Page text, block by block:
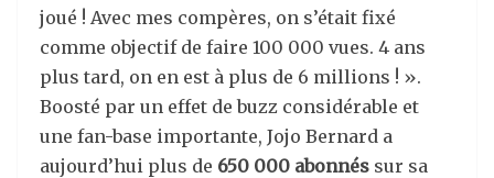
joué ! Avec mes compères, on s’était fixé
comme objectif de faire 100 000 vues. 4 ans
plus tard, on en est à plus de 6 millions ! ».
Boosté par un effet de buzz considérable et
une fan-base importante, Jojo Bernard a
aujourd’hui plus de 650 000 abonnés sur sa